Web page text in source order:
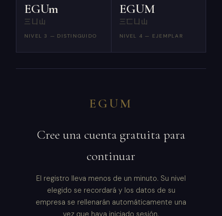
EGUm
三凵山
NIVEL 3 — DISTINGUIDO
EGUM
三匸凵山
NIVEL 4 — EJEMPLAR
EGUM
Cree una cuenta gratuita para
continuar
El registro lleva menos de un minuto. Su nivel
elegido se recordará y los datos de su
empresa se rellenarán automáticamente una
vez que haya iniciado sesión.